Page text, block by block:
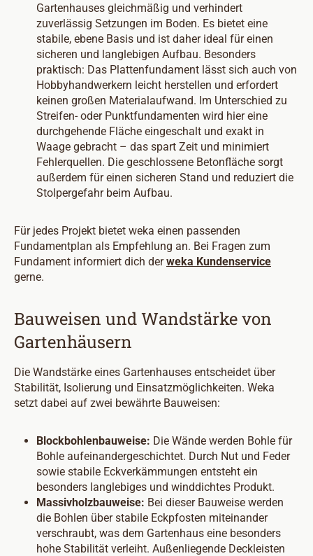
Gartenhauses gleichmäßig und verhindert
zuverlässig Setzungen im Boden. Es bietet eine
stabile, ebene Basis und ist daher ideal für einen
sicheren und langlebigen Aufbau. Besonders
praktisch: Das Plattenfundament lässt sich auch von
Hobbyhandwerkern leicht herstellen und erfordert
keinen großen Materialaufwand. Im Unterschied zu
Streifen- oder Punktfundamenten wird hier eine
durchgehende Fläche eingeschalt und exakt in
Waage gebracht – das spart Zeit und minimiert
Fehlerquellen. Die geschlossene Betonfläche sorgt
außerdem für einen sicheren Stand und reduziert die
Stolpergefahr beim Aufbau.
Für jedes Projekt bietet weka einen passenden
Fundamentplan als Empfehlung an. Bei Fragen zum
Fundament informiert dich derweka Kundenservice
gerne.
Bauweisen und Wandstärke von
Gartenhäusern
Die Wandstärke eines Gartenhauses entscheidet über
Stabilität, Isolierung und Einsatzmöglichkeiten. Weka
setzt dabei auf zwei bewährte Bauweisen:
Blockbohlenbauweise: Die Wände werden Bohle für
Bohle aufeinandergeschichtet. Durch Nut und Feder
sowie stabile Eckverkämmungen entsteht ein
besonders langlebiges und winddichtes Produkt.
Massivholzbauweise: Bei dieser Bauweise werden
die Bohlen über stabile Eckpfosten miteinander
verschraubt, was dem Gartenhaus eine besonders
hohe Stabilität verleiht. Außenliegende Deckleisten